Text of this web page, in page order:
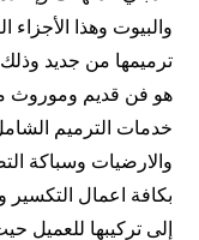
والبيوت وهذا
ترميمها من جديد وذلك
هو فن قديم وموروث
خدمات الترميم
والارضيات وسباكة
بكافة اعمال التكسير
إلى تركيبها للعميل